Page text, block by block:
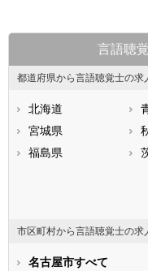
言語聴
都道府県から言語聴覚士の求
北海道
宮城県
福島県
石川県
静岡県
市区町村から言語聴覚士の求
名古屋市すべて